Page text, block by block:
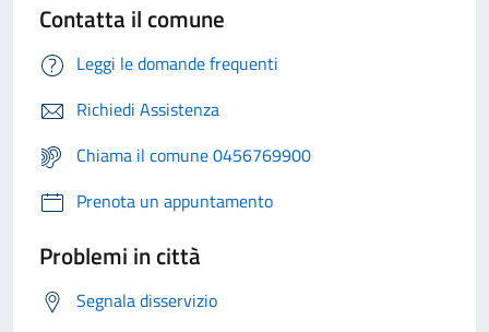
Contatta il comune
Leggi le domande frequenti
Richiedi Assistenza
Chiama il comune 0456769900
Prenota un appuntamento
Problemi in città
Segnala disservizio